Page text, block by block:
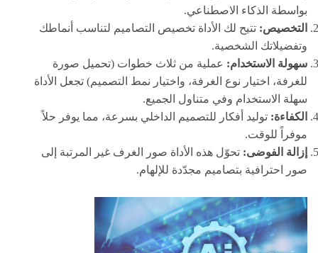
بواسطة الذكاء الاصطناعي.
التخصيص: تتيح لك الأداة تخصيص التصاميم لتناسب أنماطك
وتفضيلاتك الشخصية.
سهولة الاستخدام: عملية من ثلاث خطوات (تحميل صورة
للغرفة، اختيار نوع الغرفة، واختيار نمط التصميم) تجعل الأداة
سهلة الاستخدام وفي متناول الجميع.
الكفاءة: توليد أفكار للتصميم الداخلي بسرعة، مما يوفر حلاً
موفراً للوقت.
إزالة الفوضى: تحوّل هذه الأداة صور الغرف غير المرتبة إلى
صور احترافية بتصاميم مجدّدة للإلهام.